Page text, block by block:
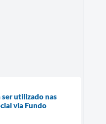
utilizado nas
via Fundo